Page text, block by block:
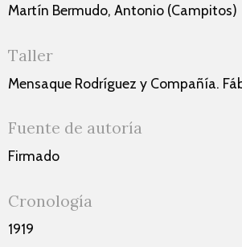
Martín Bermudo, Antonio (Campitos)
Taller
Mensaque Rodríguez y Compañía.
Fuente de autoría
Firmado
Cronología
1919